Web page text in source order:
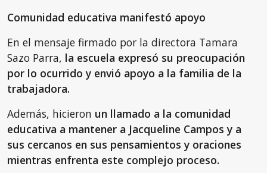
Comunidad educativa manifestó apoyo
En el mensaje firmado por la directora Tamara
Sazo Parra, la escuela expresó su preocupación
por lo ocurrido y envió apoyo a la familia de la
trabajadora.
Además, hicieron un llamado a la comunidad
educativa a mantener a Jacqueline Campos y a
sus cercanos en sus pensamientos y oraciones
mientras enfrenta este complejo proceso.